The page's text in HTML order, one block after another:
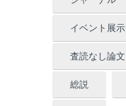
イベント展示
査読なし論文
総説